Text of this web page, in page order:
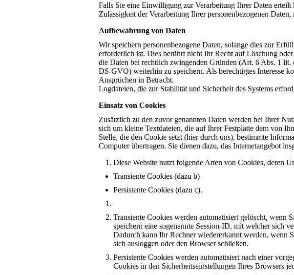
Falls Sie eine Einwilligung zur Verarbeitung Ihrer Daten
Zulässigkeit der Verarbeitung Ihrer personenbezogenen
Aufbewahrung von Daten
Wir speichern personenbezogene Daten, solange dies zur
erforderlich ist. Dies berührt nicht Ihr Recht auf Löschung
die Daten bei rechtlich zwingenden Gründen (Art. 6 Abs. 1
DS-GVO) weiterhin zu speichern. Als berechtigtes Interesse
Ansprüchen in Betracht.
Logdateien, die zur Stabilität und Sicherheit des Systems
Einsatz von Cookies
Zusätzlich zu den zuvor genannten Daten werden bei Ihrer
sich um kleine Textdateien, die auf Ihrer Festplatte dem von
Stelle, die den Cookie setzt (hier durch uns), bestimmte
Computer übertragen. Sie dienen dazu, das Internetangebot
Diese Website nutzt folgende Arten von Cookies, deren
Transiente Cookies (dazu b)
Persistente Cookies (dazu c).
Transiente Cookies werden automatisiert gelöscht, wenn
speichern eine sogenannte Session-ID, mit welcher sich
Dadurch kann Ihr Rechner wiedererkannt werden, wenn
sich ausloggen oder den Browser schließen.
Persistente Cookies werden automatisiert nach einer
Cookies in den Sicherheitseinstellungen Ihres Browsers